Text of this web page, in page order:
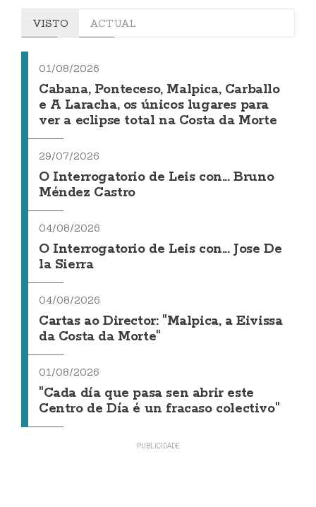
VISTO ACTUAL
01/08/2026
Cabana, Ponteceso, Malpica, Carballo
e A Laracha, os únicos lugares para
ver a eclipse total na Costa da Morte
29/07/2026
O Interrogatorio de Leis con... Bruno
Méndez Castro
04/08/2026
O Interrogatorio de Leis con... Jose De
la Sierra
04/08/2026
Cartas ao Director: "Malpica, a Eivissa
da Costa da Morte"
01/08/2026
"Cada día que pasa sen abrir este
Centro de Día é un fracaso colectivo"